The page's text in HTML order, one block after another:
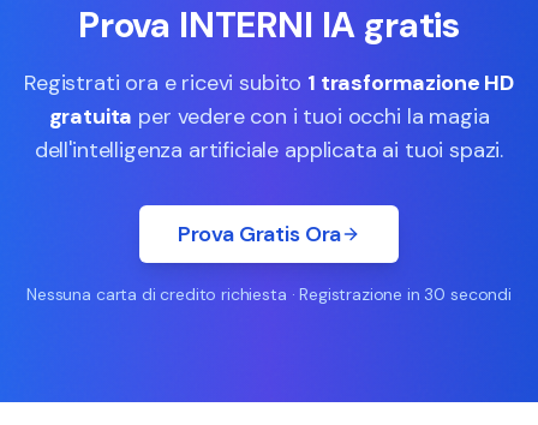
Prova INTERNI IA gratis
Registrati ora e ricevi subito 1 trasformazione HD
gratuita per vedere con i tuoi occhi la magia
dell'intelligenza artificiale applicata ai tuoi spazi.
Prova Gratis Ora
Nessuna carta di credito richiesta · Registrazione in 30 secondi